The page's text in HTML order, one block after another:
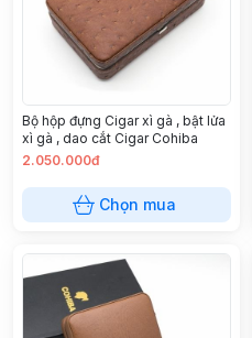
Bộ hộp đựng Cigar xì gà , bật lửa
xì gà , dao cắt Cigar Cohiba
2.050.000đ
Chọn mua